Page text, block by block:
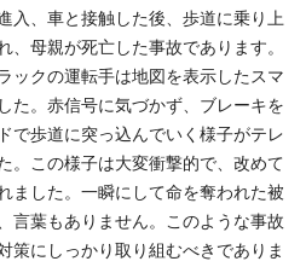
入、車と接触した後、歩道に乗り上
、母親が死亡した事故であります。
ックの運転手は地図を表示したスマ
た。赤信号に気づかず、ブレーキを
で歩道に突っ込んでいく様子がテレ
。この様子は大変衝撃的で、改めて
ました。一瞬にして命を奪われた被
言葉もありません。このような事故
策にしっかり取り組むべきでありま